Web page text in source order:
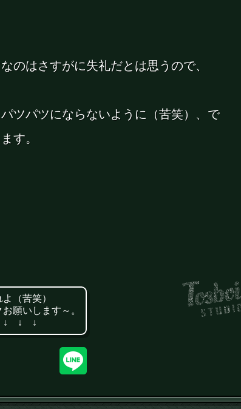
のはさすがに失礼だとは思うので、
ツパツにならないように（苦笑）、で
す。
（苦笑）
願いします～。
↓ ↓